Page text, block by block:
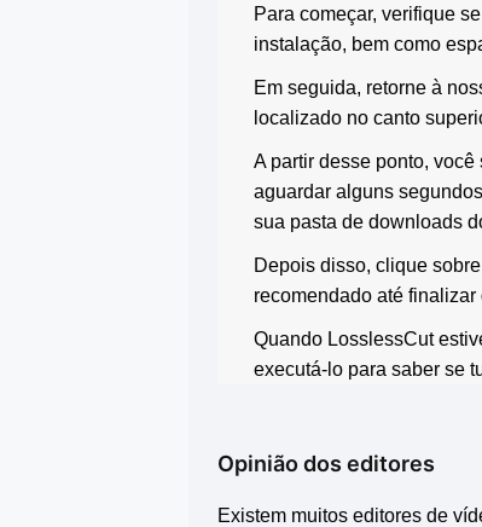
Para começar, verifique
instalação, bem como
Em seguida, retorne à
localizado no canto
A partir desse ponto,
aguardar alguns
sua pasta de downloads
Depois disso, clique
recomendado até finalizar
Quando LosslessCut
executá-lo para saber se
Opinião dos editores
Existem muitos editores de